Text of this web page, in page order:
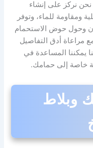
نحن نركز على إنشاء
ومقاومة للماء، وتوفر
وحول حوض الاستحمام
مراعاة أدق التفاصيل
يمكننا المساعدة في
خاصة إلى حمامك.
وبلاط